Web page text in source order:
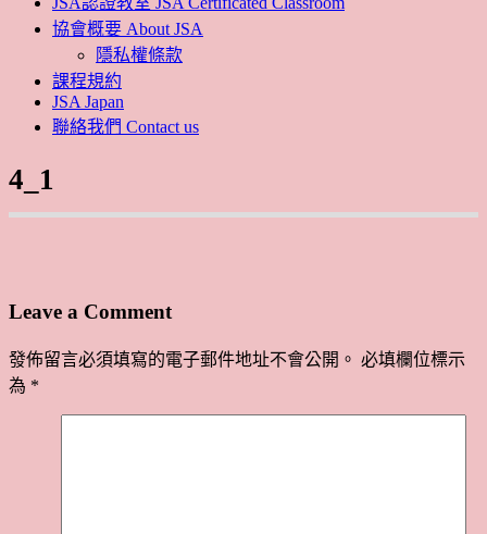
協會概要 About JSA
隱私權條款
課程規約
JSA Japan
聯絡我們 Contact us
4_1
Leave a Comment
發佈留言必須填寫的電子郵件地址不會公開。 必填欄位標示
為 *